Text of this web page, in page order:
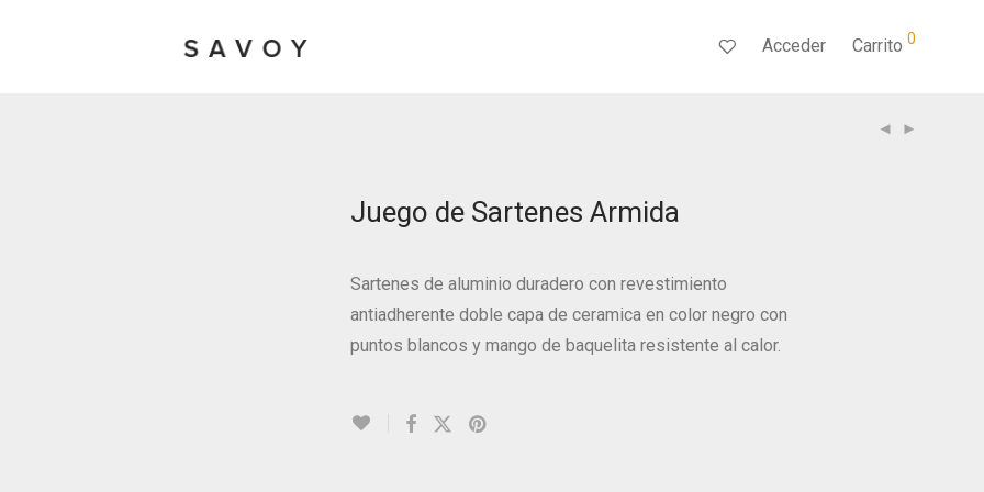
Acceder Carrito 0
Juego de Sartenes Armida
Sartenes de aluminio duradero con revestimiento
antiadherente doble capa de ceramica en color negro con
puntos blancos y mango de baquelita resistente al calor.